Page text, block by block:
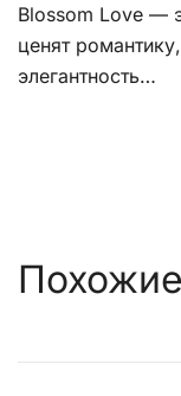
Blossom Love —
ценят
элегантность…
Похожие